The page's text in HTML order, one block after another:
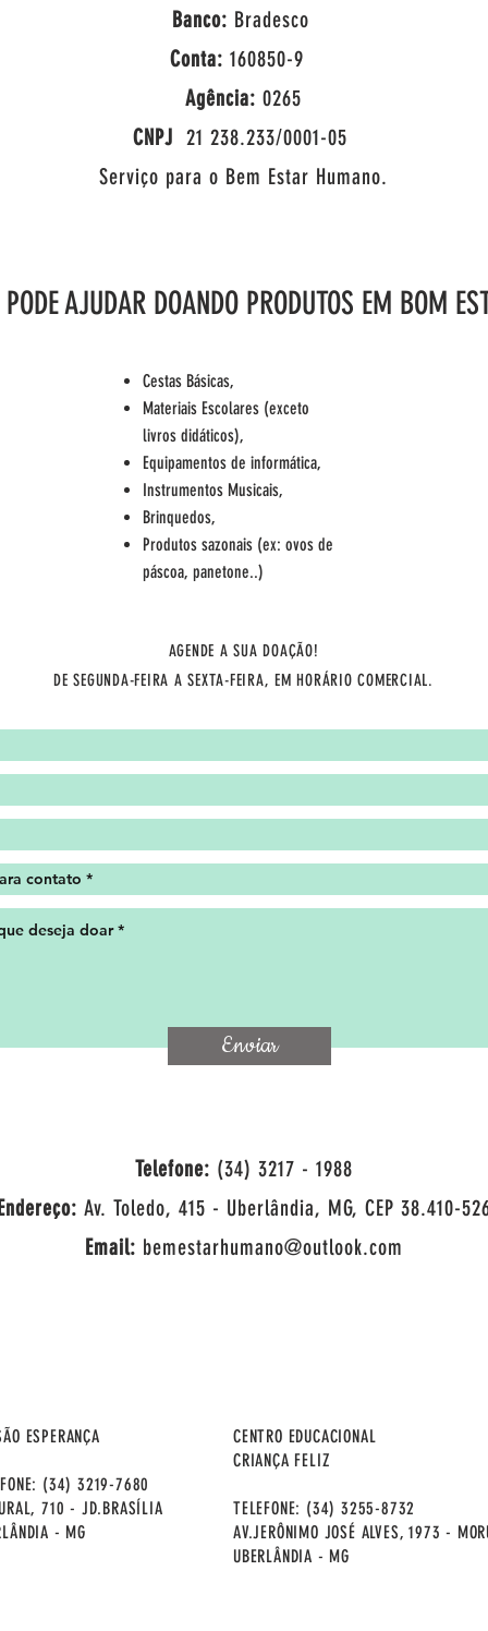
Banco: Bradesco
Conta: 160850-9
Agência: 0265
CNPJ 21 238.233/0001-05
Serviço para o Bem Estar Humano.
PODE AJUDAR DOANDO PRODUTOS EM BOM
Cestas Básicas,
Materiais Escolares (exceto
livros didáticos),
Equipamentos de informática,
Instrumentos Musicais,
Brinquedos,
Produtos sazonais (ex: ovos de
páscoa, panetone..)
AGENDE A SUA DOAÇÃO!
DE SEGUNDA-FEIRA A SEXTA-FEIRA, EM HORÁRIO COMERCIAL.
Enviar
Telefone: (34) 3217 - 1988
Av. Toledo, 415 - Uberlândia, MG, CEP 38.410-
Email: bemestarhumano@outlook.com
ESPERANÇA
(34) 3219-7680
710 - JD.BRASÍLIA
- MG
CENTRO EDUCACIONAL
CRIANÇA FELIZ
TELEFONE: (34) 3255-8732
AV.JERÔNIMO JOSÉ ALVES, 1973 -
UBERLÂNDIA - MG